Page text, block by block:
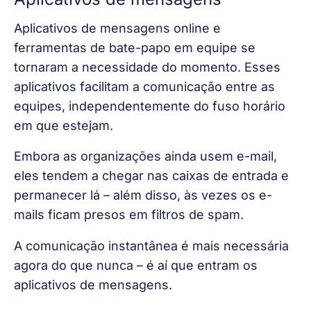
Aplicativos de mensagens online e
ferramentas de bate-papo em equipe se
tornaram a necessidade do momento. Esses
aplicativos facilitam a comunicação entre as
equipes, independentemente do fuso horário
em que estejam.
Embora as organizações ainda usem e-mail,
eles tendem a chegar nas caixas de entrada e
permanecer lá – além disso, às vezes os e-
mails ficam presos em filtros de spam.
A comunicação instantânea é mais necessária
agora do que nunca – é aí que entram os
aplicativos de mensagens.